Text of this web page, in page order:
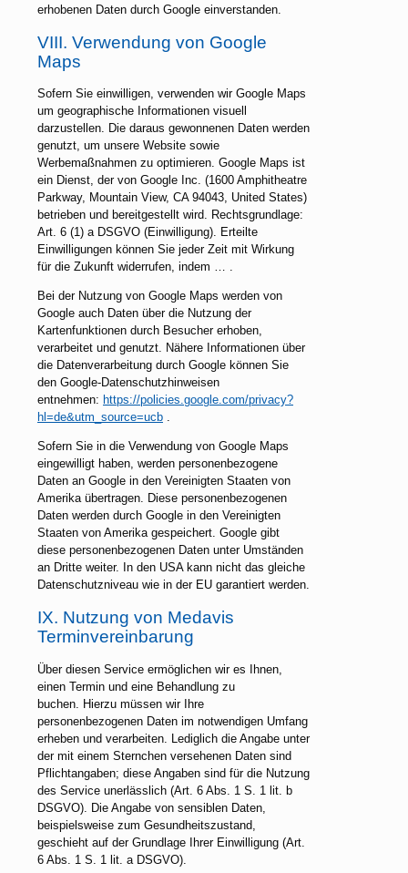
erhobenen Daten durch Google einverstanden.
VIII. Verwendung von Google
Maps
Sofern Sie einwilligen, verwenden wir Google Maps
um geographische Informationen visuell
darzustellen. Die daraus gewonnenen Daten werden
genutzt, um unsere Website sowie
Werbemaßnahmen zu optimieren. Google Maps ist
ein Dienst, der von Google Inc. (1600 Amphitheatre
Parkway, Mountain View, CA 94043, United States)
betrieben und bereitgestellt wird. Rechtsgrundlage:
Art. 6 (1) a DSGVO (Einwilligung). Erteilte
Einwilligungen können Sie jeder Zeit mit Wirkung
für die Zukunft widerrufen, indem … .
Bei der Nutzung von Google Maps werden von
Google auch Daten über die Nutzung der
Kartenfunktionen durch Besucher erhoben,
verarbeitet und genutzt. Nähere Informationen über
die Datenverarbeitung durch Google können Sie
den Google-Datenschutzhinweisen
entnehmen: https://policies.google.com/privacy?
hl=de&utm_source=ucb .
Sofern Sie in die Verwendung von Google Maps
eingewilligt haben, werden personenbezogene
Daten an Google in den Vereinigten Staaten von
Amerika übertragen. Diese personenbezogenen
Daten werden durch Google in den Vereinigten
Staaten von Amerika gespeichert. Google gibt
diese personenbezogenen Daten unter Umständen
an Dritte weiter. In den USA kann nicht das gleiche
Datenschutzniveau wie in der EU garantiert werden.
IX. Nutzung von Medavis
Terminvereinbarung
Über diesen Service ermöglichen wir es Ihnen,
einen Termin und eine Behandlung zu
buchen. Hierzu müssen wir Ihre
personenbezogenen Daten im notwendigen Umfang
erheben und verarbeiten. Lediglich die Angabe unter
der mit einem Sternchen versehenen Daten sind
Pflichtangaben; diese Angaben sind für die Nutzung
des Service unerlässlich (Art. 6 Abs. 1 S. 1 lit. b
DSGVO). Die Angabe von sensiblen Daten,
beispielsweise zum Gesundheitszustand,
geschieht auf der Grundlage Ihrer Einwilligung (Art.
6 Abs. 1 S. 1 lit. a DSGVO).